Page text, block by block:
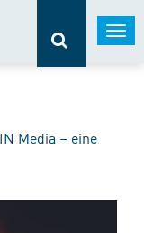
Media – eine